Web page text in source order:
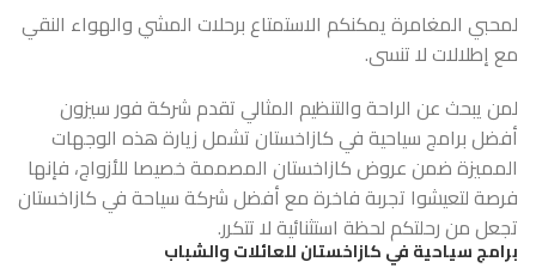
لمحبي المغامرة يمكنكم الاستمتاع برحلات المشي والهواء النقي
مع إطلالات لا تنسى.
لمن يبحث عن الراحة والتنظيم المثالي تقدم شركة فور سيزون
أفضل برامج سياحية في كازاخستان تشمل زيارة هذه الوجهات
المميزة ضمن عروض كازاخستان المصممة خصيصا للأزواج، فإنها
فرصة لتعيشوا تجربة فاخرة مع أفضل شركة سياحة في كازاخستان
تجعل من رحلتكم لحظة استثنائية لا تتكرر.
برامج سياحية في كازاخستان للعائلات والشباب